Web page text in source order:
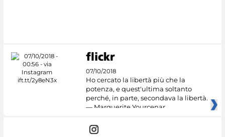
07/10/2018
Ho cercato la libertà più che la
potenza, e quest'ultima soltanto
perché, in parte, secondava la libertà.
— Marguerite Yourcenar